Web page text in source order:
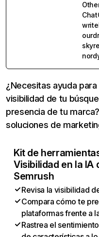
¿Necesitas ayuda para
visibilidad de tu
presencia de tu
soluciones de
Kit de
Visibilidad en la IA
Semrush
Revisa la visibilidad
Compara cómo te
plataformas frente a
Rastrea el